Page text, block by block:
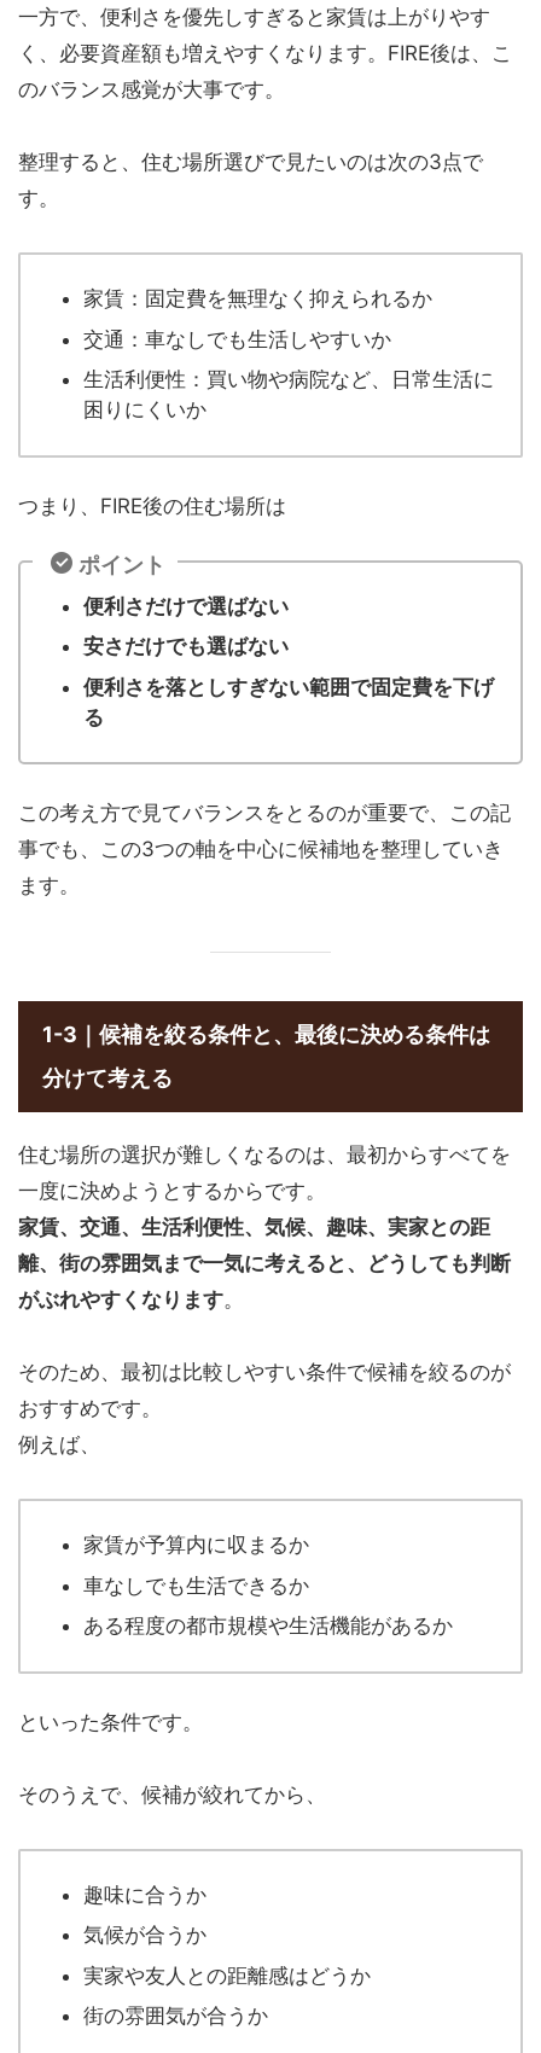
一方で、便利さを優先しすぎると家賃は上がりやす
く、必要資産額も増えやすくなります。FIRE後は、こ
のバランス感覚が大事です。
整理すると、住む場所選びで見たいのは次の3点で
す。
家賃：固定費を無理なく抑えられるか
交通：車なしでも生活しやすいか
生活利便性：買い物や病院など、日常生活に
困りにくいか
つまり、FIRE後の住む場所は
ポイント
便利さだけで選ばない
安さだけでも選ばない
便利さを落としすぎない範囲で固定費を下げ
る
この考え方で見てバランスをとるのが重要で、この記
事でも、この3つの軸を中心に候補地を整理していき
ます。
1-3｜候補を絞る条件と、最後に決める条件は
分けて考える
住む場所の選択が難しくなるのは、最初からすべてを
一度に決めようとするからです。
家賃、交通、生活利便性、気候、趣味、実家との距
離、街の雰囲気まで一気に考えると、どうしても判断
がぶれやすくなります。
そのため、最初は比較しやすい条件で候補を絞るのが
おすすめです。
例えば、
家賃が予算内に収まるか
車なしでも生活できるか
ある程度の都市規模や生活機能があるか
といった条件です。
そのうえで、候補が絞れてから、
趣味に合うか
気候が合うか
実家や友人との距離感はどうか
街の雰囲気が合うか